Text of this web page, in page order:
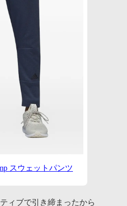
スウェットパンツ
ィブで引き締まったから